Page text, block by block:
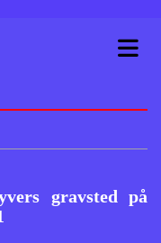
gravsted på